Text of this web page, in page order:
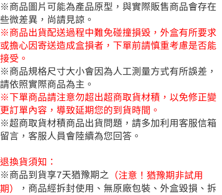
※商品圖片可能為產品原型，與實際販售商品會存在
些微差異，尚請見諒。
※商品出貨配送過程中難免碰撞損毀，外盒有所要求
或擔心因寄送造成盒損者，下單前請慎重考慮是否能
接受。
※商品規格尺寸大小會因為人工測量方式有所誤差，
請依照實際商品為主。
※下單商品請注意勿超出超商取貨材積，以免修正變
更訂單內容，導致延期您的到貨時間。
※超商取貨材積商品出貨問題，請多加利用客服信箱
留言，客服人員會陸續為您回答。
退換貨須知：
※商品到貨享7天猶豫期之
（注意！猶豫期非試用
期）
，商品經拆封使用、無原廠包裝、外盒毀損、拆